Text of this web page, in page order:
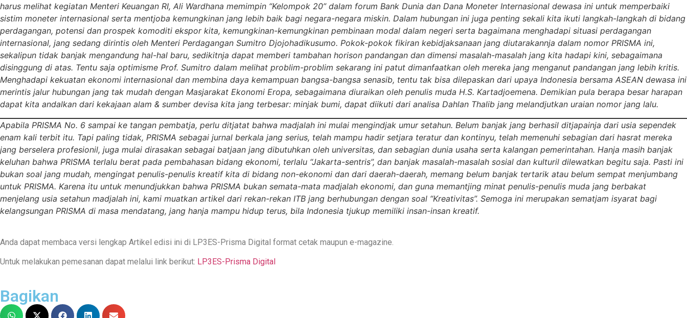
harus melihat kegiatan Menteri Keuangan RI, Ali Wardhana memimpin “Kelompok 20” dalam forum Bank Dunia dan Dana Moneter Internasional dewasa ini untuk memperbaiki
sistim moneter internasional serta mentjoba kemungkinan jang lebih baik bagi negara-negara miskin. Dalam hubungan ini juga penting sekali kita ikuti langkah-langkah di bidang
perdagangan, potensi dan prospek komoditi ekspor kita, kemungkinan-kemungkinan pembinaan modal dalam negeri serta bagaimana menghadapi situasi perdagangan
internasional, jang sedang dirintis oleh Menteri Perdagangan Sumitro Djojohadikusumo. Pokok-pokok fikiran kebidjaksanaan jang diutarakannja dalam nomor PRISMA ini,
sekalipun tidak banjak mengandung hal-hal baru, sedikitnja dapat memberi tambahan horison pandangan dan dimensi masalah-masalah jang kita hadapi kini, sebagaimana
disinggung di atas. Tentu saja optimisme Prof. Sumitro dalam melihat problim-problim sekarang ini patut dimanfaatkan oleh mereka jang menganut pandangan jang lebih kritis.
Menghadapi kekuatan ekonomi internasional dan membina daya kemampuan bangsa-bangsa senasib, tentu tak bisa dilepaskan dari upaya Indonesia bersama ASEAN dewasa ini
merintis jalur hubungan jang tak mudah dengan Masjarakat Ekonomi Eropa, sebagaimana diuraikan oleh penulis muda H.S. Kartadjoemena. Demikian pula berapa besar harapan
dapat kita andalkan dari kekajaan alam & sumber devisa kita jang terbesar: minjak bumi, dapat diikuti dari analisa Dahlan Thalib jang melandjutkan uraian nomor jang lalu.
Apabila PRISMA No. 6 sampai ke tangan pembatja, perlu ditjatat bahwa madjalah ini mulai mengindjak umur setahun. Belum banjak jang berhasil ditjapainja dari usia sependek
enam kali terbit itu. Tapi paling tidak, PRISMA sebagai jurnal berkala jang serius, telah mampu hadir setjara teratur dan kontinyu, telah memenuhi sebagian dari hasrat mereka
jang berselera profesionil, juga mulai dirasakan sebagai batjaan jang dibutuhkan oleh universitas, dan sebagian dunia usaha serta kalangan pemerintahan. Hanja masih banjak
keluhan bahwa PRISMA terlalu berat pada pembahasan bidang ekonomi, terlalu “Jakarta-sentris”, dan banjak masalah-masalah sosial dan kulturil dilewatkan begitu saja. Pasti ini
bukan soal jang mudah, mengingat penulis-penulis kreatif kita di bidang non-ekonomi dan dari daerah-daerah, memang belum banjak tertarik atau belum sempat menjumbang
untuk PRISMA. Karena itu untuk menundjukkan bahwa PRISMA bukan semata-mata madjalah ekonomi, dan guna memantjing minat penulis-penulis muda jang berbakat
menjelang usia setahun madjalah ini, kami muatkan artikel dari rekan-rekan ITB jang berhubungan dengan soal “Kreativitas”. Semoga ini merupakan sematjam isyarat bagi
kelangsungan PRISMA di masa mendatang, jang hanja mampu hidup terus, bila Indonesia tjukup memiliki insan-insan kreatif.
Anda dapat membaca versi lengkap Artikel edisi ini di LP3ES-Prisma Digital format cetak maupun e-magazine.
Untuk melakukan pemesanan dapat melalui link berikut: LP3ES-Prisma Digital
Bagikan